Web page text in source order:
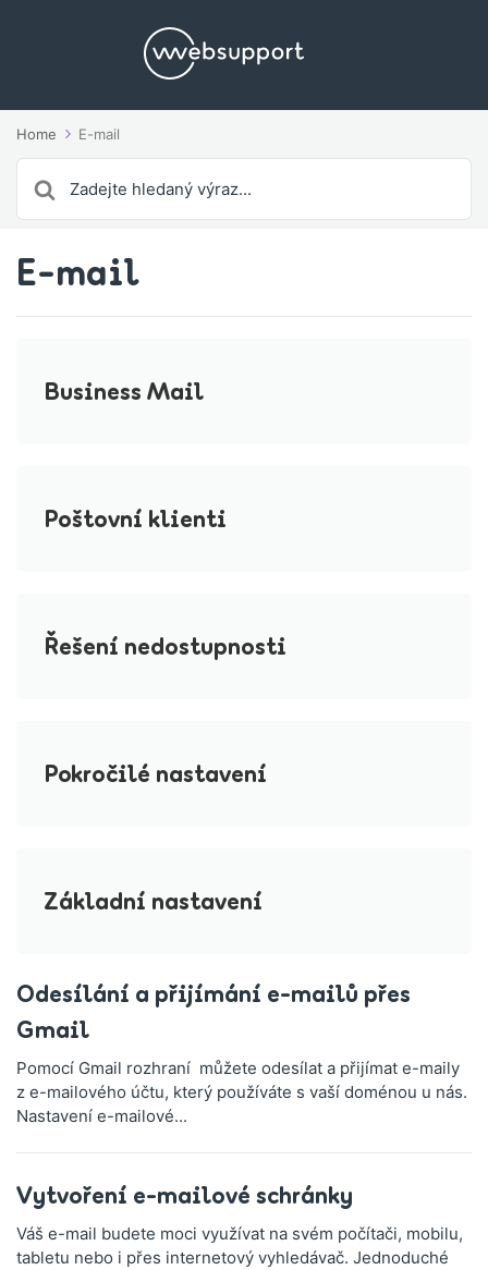
Home E-mail
For
E-mail
Business Mail
Poštovní klienti
Řešení nedostupnosti
Pokročilé nastavení
Základní nastavení
Odesílání a přijímání e-mailů přes
Gmail
Pomocí Gmail rozhraní můžete odesílat a přijímat e-maily
z e-mailového účtu, který používáte s vaší doménou u nás.
Nastavení e-mailové...
Vytvoření e-mailové schránky
Váš e-mail budete moci využívat na svém počítači, mobilu,
tabletu nebo i přes internetový vyhledávač. Jednoduché